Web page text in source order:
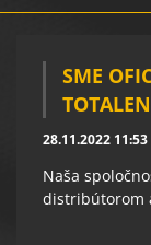
SME
28.11.2022 11:53
Naša
distribútorom